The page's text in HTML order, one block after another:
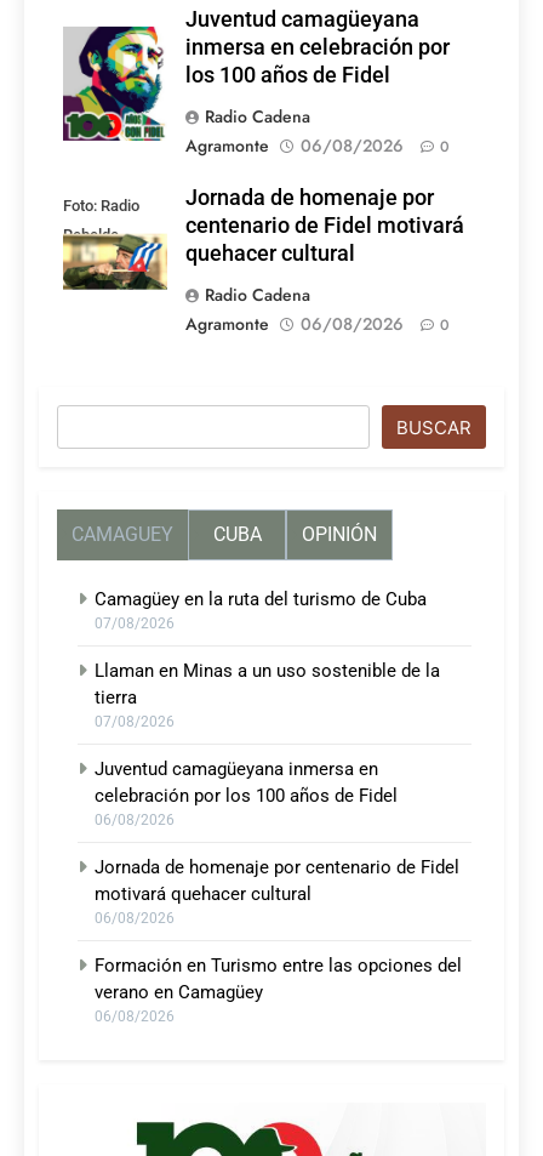
Foto: Internet
Juventud camagüeyana
inmersa en celebración por
los 100 años de Fidel
Radio Cadena
Agramonte
06/08/2026 0
Foto: Radio
Rebelde
Jornada de homenaje por
centenario de Fidel motivará
quehacer cultural
Radio Cadena
Agramonte
06/08/2026 0
BUSCAR
CAMAGUEY CUBA OPINIÓN
Camagüey en la ruta del turismo de Cuba
07/08/2026
Llaman en Minas a un uso sostenible de la
tierra
07/08/2026
Juventud camagüeyana inmersa en
celebración por los 100 años de Fidel
06/08/2026
Jornada de homenaje por centenario de Fidel
motivará quehacer cultural
06/08/2026
Formación en Turismo entre las opciones del
verano en Camagüey
06/08/2026